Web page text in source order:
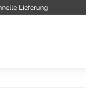
Lieferung